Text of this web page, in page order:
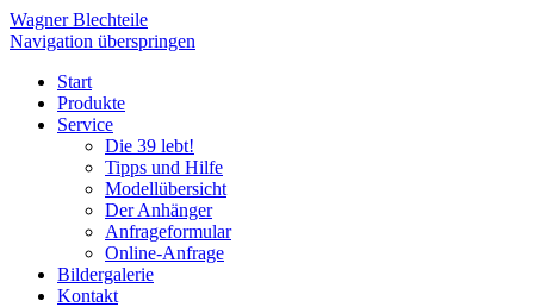
Wagner Blechteile
Navigation überspringen
Start
Produkte
Service
Die 39 lebt!
Tipps und Hilfe
Modellübersicht
Der Anhänger
Anfrageformular
Online-Anfrage
Bildergalerie
Kontakt